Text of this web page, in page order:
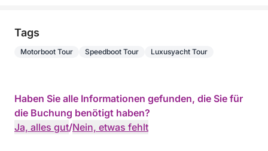
Tags
Motorboot Tour Speedboot Tour Luxusyacht Tour
Haben Sie alle Informationen gefunden, die Sie für
die Buchung benötigt haben?
Ja, alles gut/Nein, etwas fehlt